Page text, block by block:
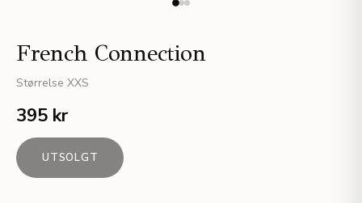
French Connection
Størrelse XXS
395 kr
UTSOLGT